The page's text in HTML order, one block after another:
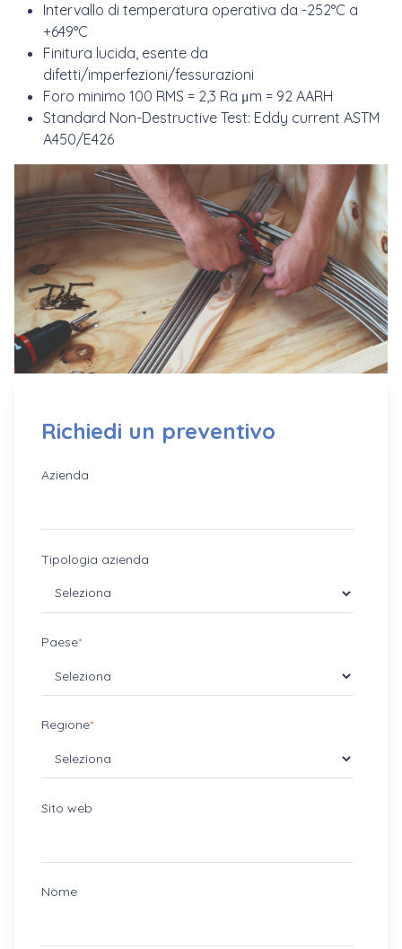
Intervallo di temperatura operativa da -252°C a
+649°C
Finitura lucida, esente da
difetti/imperfezioni/fessurazioni
Foro minimo 100 RMS = 2,3 Ra μm = 92 AARH
Standard Non-Destructive Test: Eddy current ASTM
A450/E426
Richiedi un preventivo
Azienda
Tipologia azienda
Paese*
Regione*
Sito web
Nome